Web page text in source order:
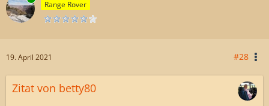
Range Rover
19. April 2021 #28
Zitat von betty80